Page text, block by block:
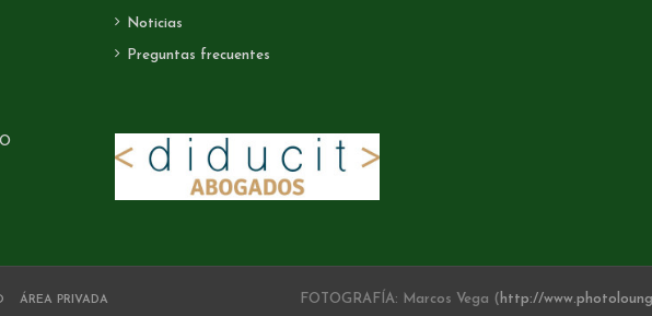
Noticias
Preguntas frecuentes
ÁREA PRIVADA FOTOGRAFÍA: Marcos Vega ( http://